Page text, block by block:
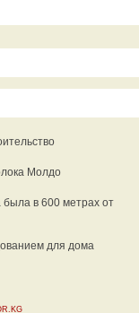
Молдо
в 600 метрах от
для дома